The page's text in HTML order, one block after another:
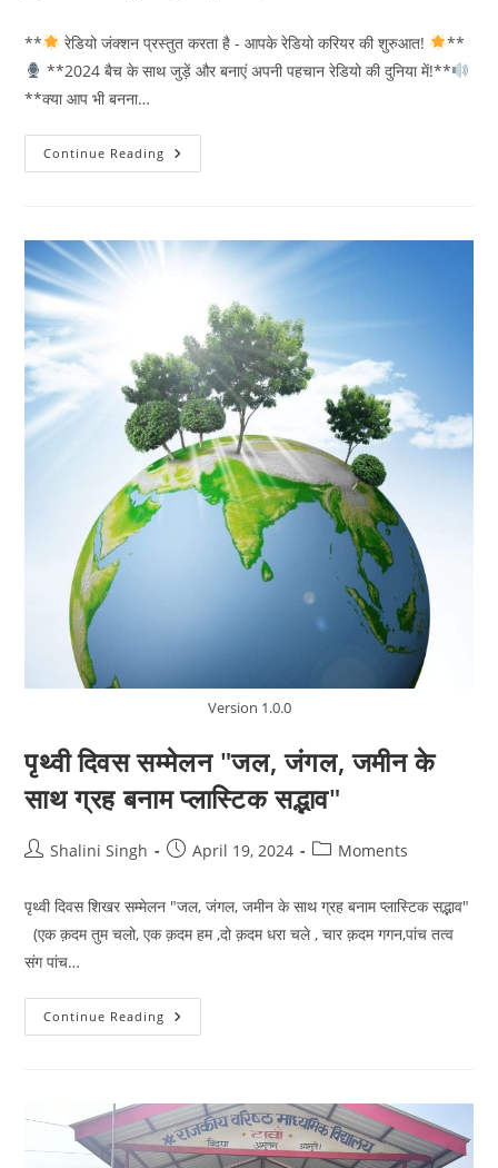
** रेडियो जंक्शन प्रस्तुत करता है - आपके रेडियो करियर की शुरुआत!
**
**2024 बैच के साथ जुड़ें और बनाएं अपनी पहचान रेडियो की दुनिया में!**
**क्या आप भी बनना…
Continue Reading ONLINE
WORKSHOP
Version 1.0.0
पृथ्वी दिवस सम्मेलन "जल, जंगल, जमीन के
साथ ग्रह बनाम प्लास्टिक सद्भाव"
PostShalini Singh
PostApril 19, 2024
PostMoments
पृथ्वी दिवस शिखर सम्मेलन "जल, जंगल, जमीन के साथ ग्रह बनाम प्लास्टिक सद्भाव"
(एक क़दम तुम चलो, एक क़दम हम ,दो क़दम धरा चले , चार क़दम गगन,पांच तत्व
संग पांच…
Continue Reading पृथ्वी
दिवस
के
साथ
ग्रह
बनाम